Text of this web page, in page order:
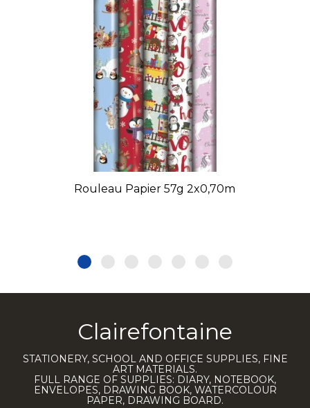
Rouleau Papier 57g 2x0,70m
Clairefontaine
STATIONERY, SCHOOL AND OFFICE SUPPLIES, FINE
ART MATERIALS.
FULL RANGE OF SUPPLIES: DIARY, NOTEBOOK,
ENVELOPES, DRAWING BOOK, WATERCOLOUR
PAPER, DRAWING BOARD.